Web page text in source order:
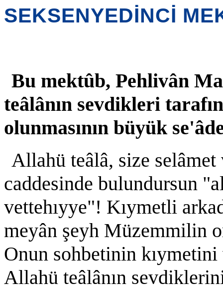
SEKSENYEDİNCİ
Bu mektûb, Pehlivân
teâlânın sevdikleri
olunmasının büyük
Allahü teâlâ, size
caddesinde bulundursun
vettehıyye"! Kıymetli
meyân şeyh Müzemmilin
Onun sohbetinin
Allahü teâlânın